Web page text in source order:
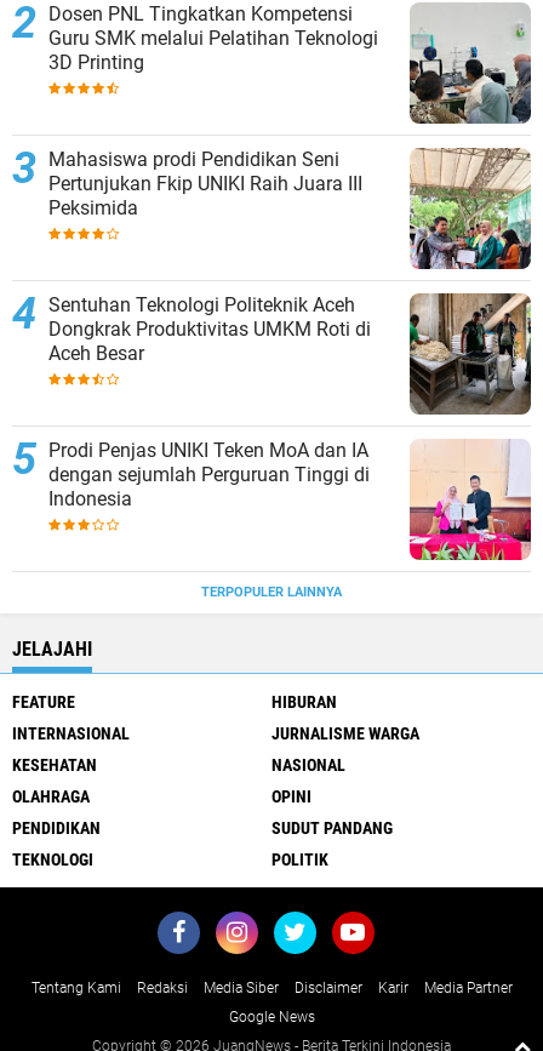
Dosen PNL Tingkatkan Kompetensi
Guru SMK melalui Pelatihan Teknologi
3D Printing
Mahasiswa prodi Pendidikan Seni
Pertunjukan Fkip UNIKI Raih Juara III
Peksimida
Sentuhan Teknologi Politeknik Aceh
Dongkrak Produktivitas UMKM Roti di
Aceh Besar
Prodi Penjas UNIKI Teken MoA dan IA
dengan sejumlah Perguruan Tinggi di
Indonesia
TERPOPULER LAINNYA
JELAJAHI
FEATURE
HIBURAN
INTERNASIONAL
JURNALISME WARGA
KESEHATAN
NASIONAL
OLAHRAGA
OPINI
PENDIDIKAN
SUDUT PANDANG
TEKNOLOGI
POLITIK
Tentang Kami Redaksi Media Siber Disclaimer Karir
Media Partner
Google News
Copyright © 2026 JuangNews - Berita Terkini Indonesia